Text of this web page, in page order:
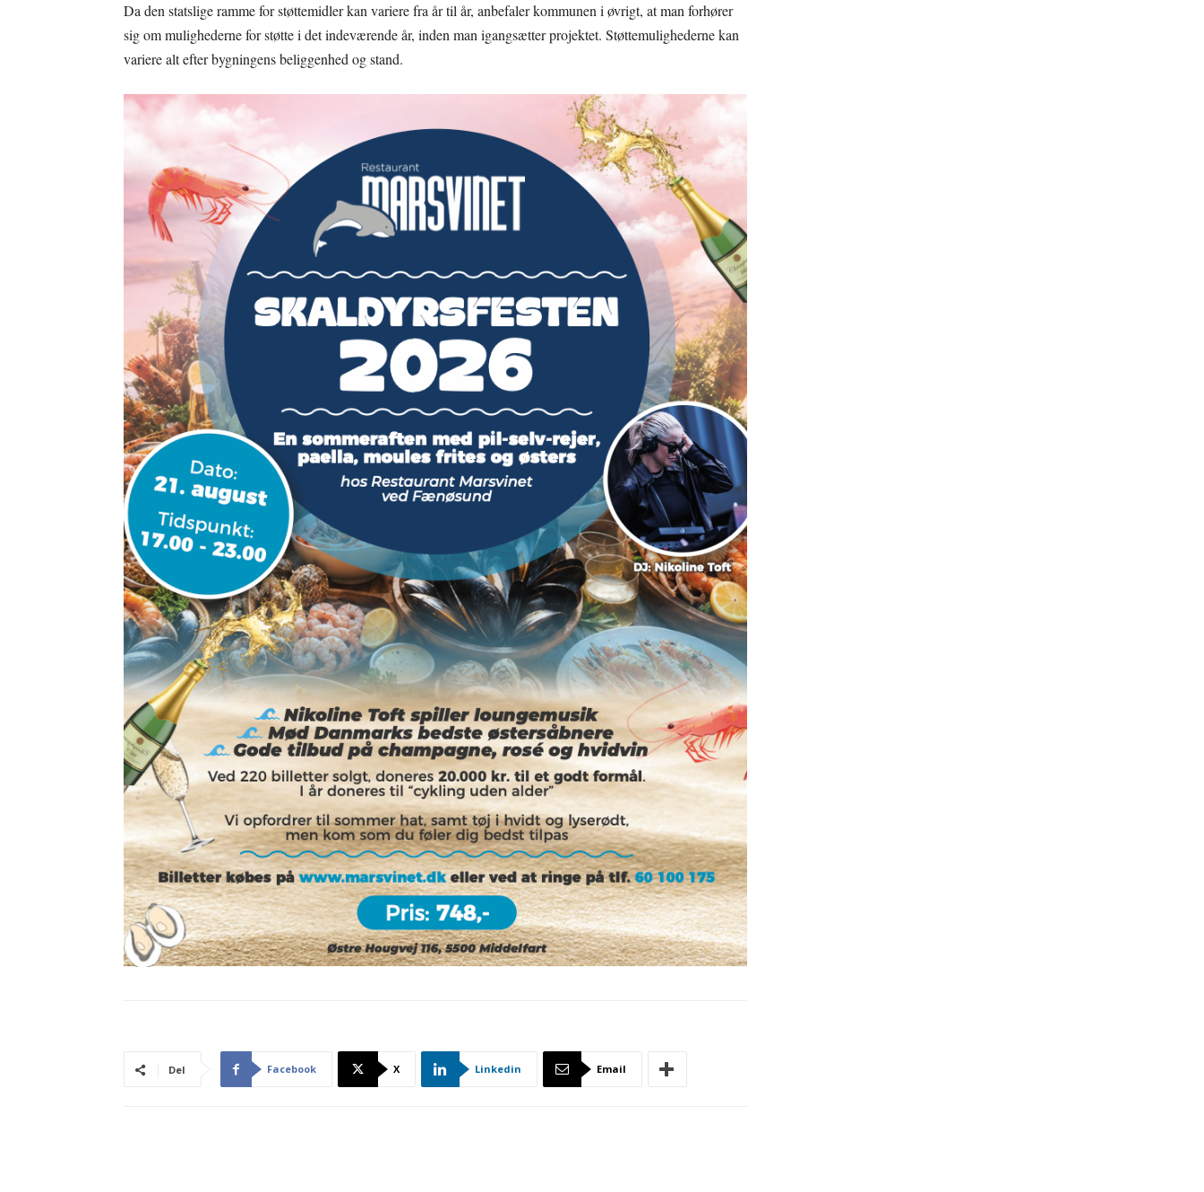
Da den statslige ramme for støttemidler kan variere fra år til år, anbefaler kommunen i øvrigt, at man forhører
sig om mulighederne for støtte i det indeværende år, inden man igangsætter projektet. Støttemulighederne kan
variere alt efter bygningens beliggenhed og stand.
Del Facebook X Linkedin Email